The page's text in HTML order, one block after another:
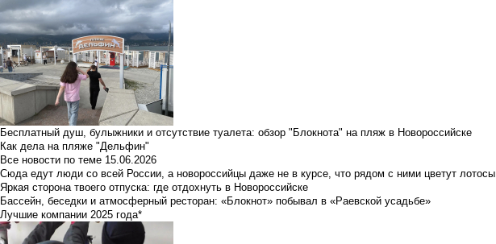
Бесплатный душ, булыжники и отсутствие туалета: обзор "Блокнота" на пляж в Новороссийске
Как дела на пляже "Дельфин"
Все новости по теме 15.06.2026
Сюда едут люди со всей России, а новороссийцы даже не в курсе, что рядом с ними цветут лотосы
Яркая сторона твоего отпуска: где отдохнуть в Новороссийске
Бассейн, беседки и атмосферный ресторан: «Блокнот» побывал в «Раевской усадьбе»
Лучшие компании 2025 года*